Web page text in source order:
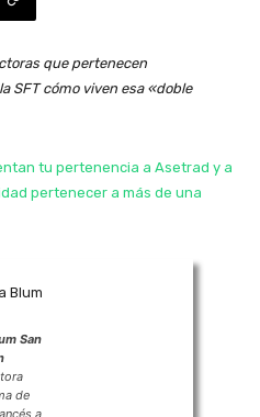
que pertenecen
SFT cómo viven esa «doble
tu pertenencia a Asetrad y a
pertenecer a más de una
San
de